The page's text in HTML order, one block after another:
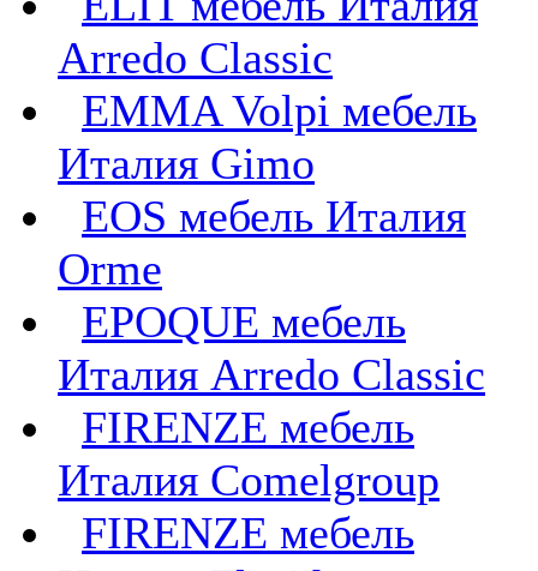
Arredo Classic
EMMA Volpi мебель
Италия Gimo
EOS мебель Италия
Orme
EPOQUE мебель
Италия Arredo Classic
FIRENZE мебель
Италия Comelgroup
FIRENZE мебель